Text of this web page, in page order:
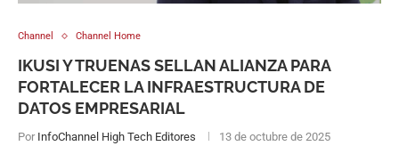
Channel Channel Home
IKUSI Y TRUENAS SELLAN ALIANZA PARA
FORTALECER LA INFRAESTRUCTURA DE
DATOS EMPRESARIAL
Por InfoChannel High Tech Editores 13 de octubre de 2025